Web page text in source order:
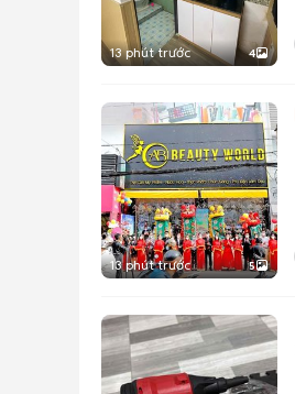
13 phút trước 4
13 phút trước 5